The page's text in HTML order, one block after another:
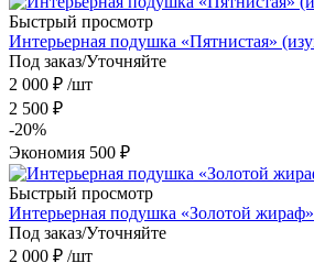
Быстрый просмотр
Интерьерная подушка «Пятнистая»
Под заказ/Уточняйте
2 000 ₽ /шт
2 500 ₽
-20%
Экономия 500 ₽
Быстрый просмотр
Интерьерная подушка «Золотой жираф»
Под заказ/Уточняйте
2 000 ₽ /шт